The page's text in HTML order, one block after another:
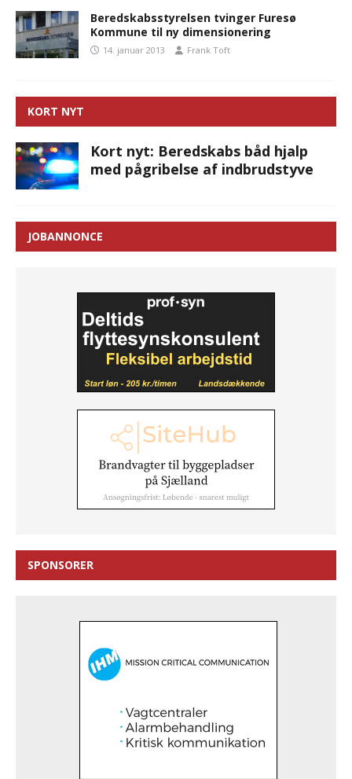
Beredskabsstyrelsen tvinger Furesø
Kommune til ny dimensionering
14. januar 2013 Frank Toft
KORT NYT
Kort nyt: Beredskabs båd hjalp
med pågribelse af indbrudstyve
JOBANNONCE
SPONSORER